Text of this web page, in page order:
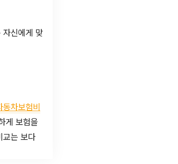
신에게 맞
동차보험비
게 보험을
교는 보다